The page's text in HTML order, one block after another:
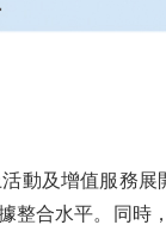
及增值服務展
合水平。同時